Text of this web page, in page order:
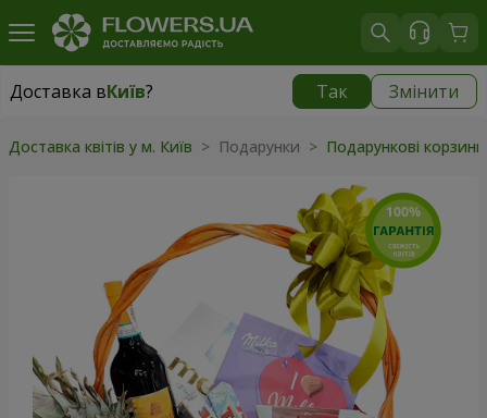
Доставка вКиїв? Так Змінити
Доставка вКиїв
Доставка квітів у м. Київ > Подарунки > Подарункові